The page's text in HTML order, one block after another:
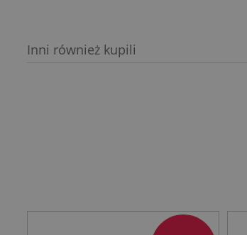
Inni również kupili